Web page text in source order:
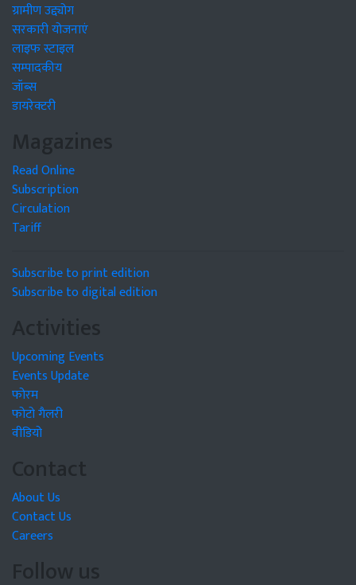
ग्रामीण उद्द्योग
सरकारी योजनाएं
लाइफ स्टाइल
सम्पादकीय
जॉब्स
डायरेक्टरी
Magazines
Read Online
Subscription
Circulation
Tariff
Subscribe to print edition
Subscribe to digital edition
Activities
Upcoming Events
Events Update
फोरम
फोटो गैलरी
वीडियो
Contact
About Us
Contact Us
Careers
Follow us